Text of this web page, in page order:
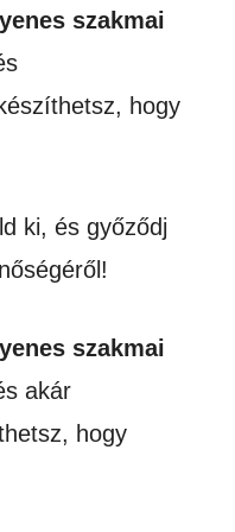
szakmai
hogy
ki, és győződj
szakmai
akár
hogy